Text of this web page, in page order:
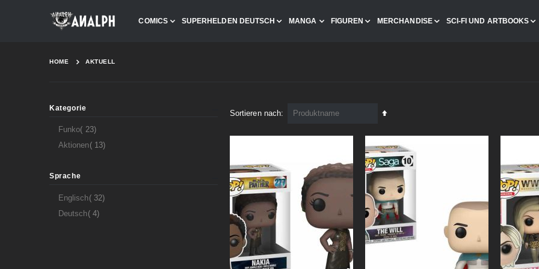
COMICS SUPERHELDEN DEUTSCH MANGA FIGUREN MERCHANDISE SCI-FI UND ARTBOOKS
HOME AKTUELL
Sortieren nach
In
Reihenfolge
Kategorie
Funko 23Artikel
Aktionen 13Artikel
Sprache
Englisch 32Artikel
Deutsch 4Artikel